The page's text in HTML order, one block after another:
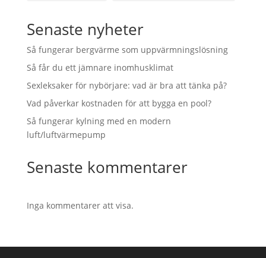
Senaste nyheter
Så fungerar bergvärme som uppvärmningslösning
Så får du ett jämnare inomhusklimat
Sexleksaker för nybörjare: vad är bra att tänka på?
Vad påverkar kostnaden för att bygga en pool?
Så fungerar kylning med en modern
luft/luftvärmepump
Senaste kommentarer
Inga kommentarer att visa.